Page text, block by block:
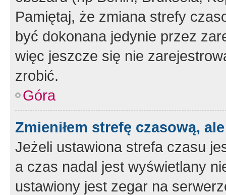
Pamiętaj, że zmiana strefy
być dokonana jedynie przez
więc jeszcze się nie
zrobić.
Góra
Zmieniłem strefę czasową,
Jeżeli ustawiona strefa czasu
a czas nadal jest wyświetlany
ustawiony jest zegar na